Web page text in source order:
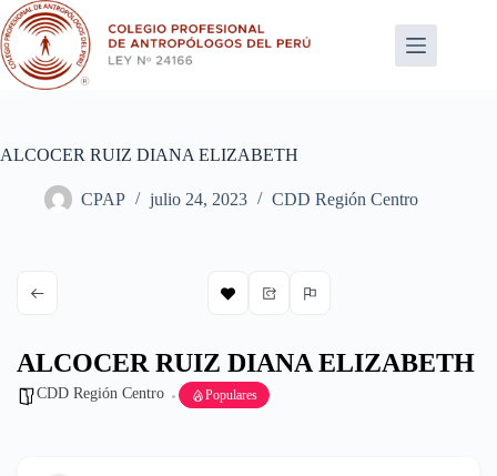
Saltar
al
contenido
ALCOCER RUIZ DIANA ELIZABETH
CPAP julio 24, 2023 CDD Región Centro
ALCOCER RUIZ DIANA ELIZABETH
CDD Región Centro Populares